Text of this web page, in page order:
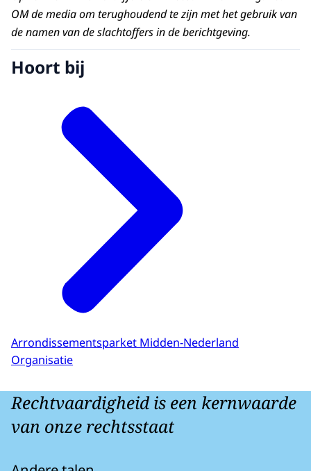
OM de media om terughoudend te zijn met het gebruik van
de namen van de slachtoffers in de berichtgeving.
Hoort bij
Arrondissementsparket Midden-Nederland
Organisatie
Rechtvaardigheid is een kernwaarde
van onze rechtsstaat